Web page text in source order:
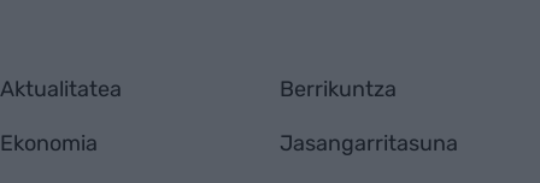
Aktualitatea
Ekonomia
Berrikuntza
Jasangarritasuna